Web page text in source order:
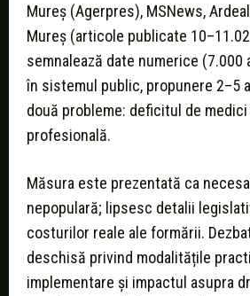
Mureș (Agerpres), MSNews,
Mureș (articole publicate
semnalează date numerice (7.000
în sistemul public, propunere 2–5
două probleme: deficitul de
profesională.
Măsura este prezentată ca
nepopulară; lipsesc detalii
costurilor reale ale formării.
deschisă privind modalitățile
implementare și impactul asupra